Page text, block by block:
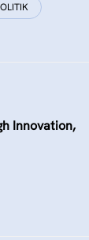
Innovation,